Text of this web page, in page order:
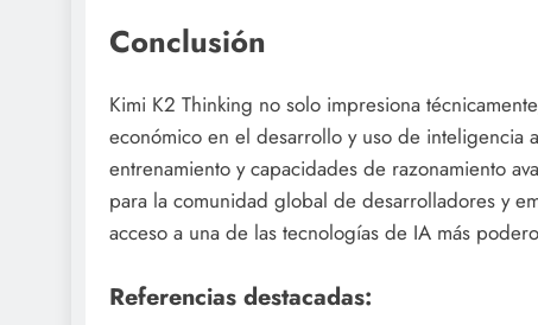
Conclusión
Kimi K2 Thinking no solo impresiona
económico en el desarrollo y uso de inteligencia
entrenamiento y capacidades de razonamiento
para la comunidad global de desarrolladores y
acceso a una de las tecnologías de IA más
Referencias destacadas: